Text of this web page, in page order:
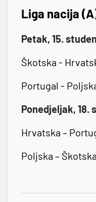
Liga nacija
Petak, 15.
Škotska -
Portugal -
Ponedjeljak, 18.
Hrvatska –
Poljska –